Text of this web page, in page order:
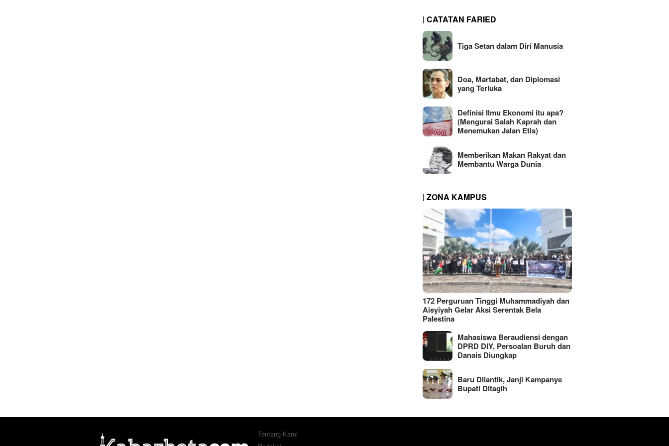
| CATATAN FARIED
Tiga Setan dalam Diri Manusia
Doa, Martabat, dan Diplomasi
yang Terluka
Definisi Ilmu Ekonomi itu apa?
(Mengurai Salah Kaprah dan
Menemukan Jalan Etis)
Memberikan Makan Rakyat dan
Membantu Warga Dunia
| ZONA KAMPUS
172 Perguruan Tinggi Muhammadiyah dan
Aisyiyah Gelar Aksi Serentak Bela
Palestina
Mahasiswa Beraudiensi dengan
DPRD DIY, Persoalan Buruh dan
Danais Diungkap
Baru Dilantik, Janji Kampanye
Bupati Ditagih
Tentang Kami